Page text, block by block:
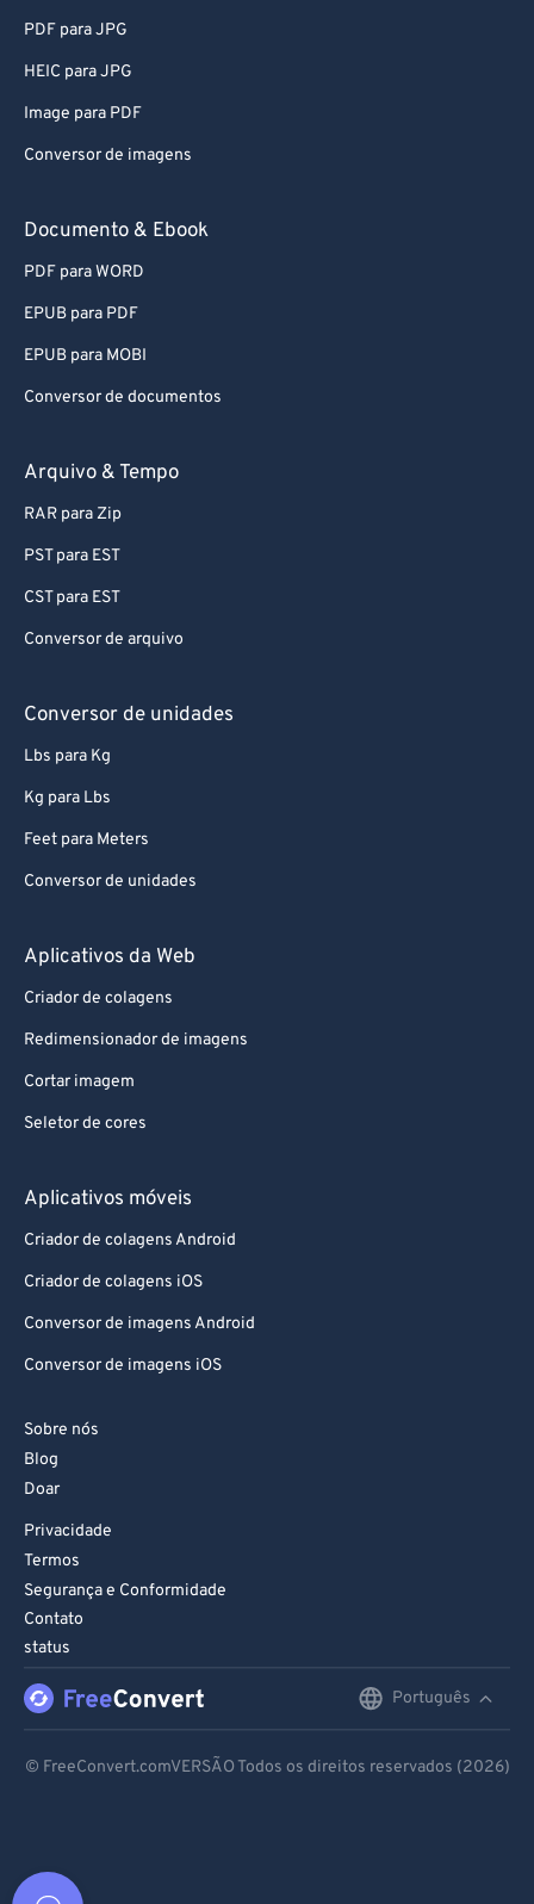
PDF para JPG
HEIC para JPG
Image para PDF
Conversor de imagens
Documento & Ebook
PDF para WORD
EPUB para PDF
EPUB para MOBI
Conversor de documentos
Arquivo & Tempo
RAR para Zip
PST para EST
CST para EST
Conversor de arquivo
Conversor de unidades
Lbs para Kg
Kg para Lbs
Feet para Meters
Conversor de unidades
Aplicativos da Web
Criador de colagens
Redimensionador de imagens
Cortar imagem
Seletor de cores
Aplicativos móveis
Criador de colagens Android
Criador de colagens iOS
Conversor de imagens Android
Conversor de imagens iOS
Sobre nós
Blog
Doar
Privacidade
Termos
Segurança e Conformidade
Contato
status
Português
© FreeConvert.comVERSÃO Todos os direitos reservados (2026)